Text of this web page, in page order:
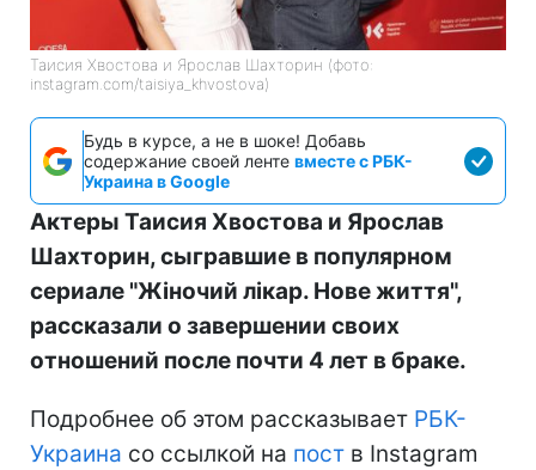
Таисия Хвостова и Ярослав Шахторин (фото:
instagram.com/taisiya_khvostova)
Будь в курсе, а не в шоке! Добавь
содержание своей ленте вместе с РБК-
Украина в Google
Актеры Таисия Хвостова и Ярослав
Шахторин, сыгравшие в популярном
сериале "Жіночий лікар. Нове життя",
рассказали о завершении своих
отношений после почти 4 лет в браке.
Подробнее об этом рассказывает РБК-
Украина со ссылкой на пост в Instagram